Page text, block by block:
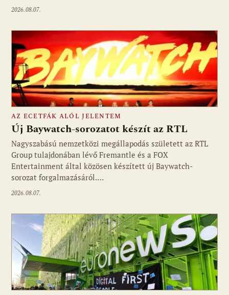
2026.08.07.
Fotó: media1.hu
AZ ECETFÁK ALÓL JELENTEM
Új Baywatch-sorozatot készít az RTL
Nagyszabású nemzetközi megállapodás született az RTL
Group tulajdonában lévő Fremantle és a FOX
Entertainment által közösen készített új Baywatch-
sorozat forgalmazásáról.…
2026.08.07.